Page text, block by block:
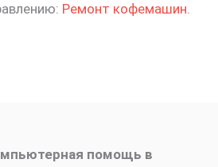
Ремонт кофемашин.
помощь в